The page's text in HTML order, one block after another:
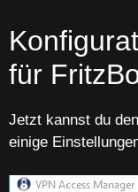
für
Jetzt kannst du
einige